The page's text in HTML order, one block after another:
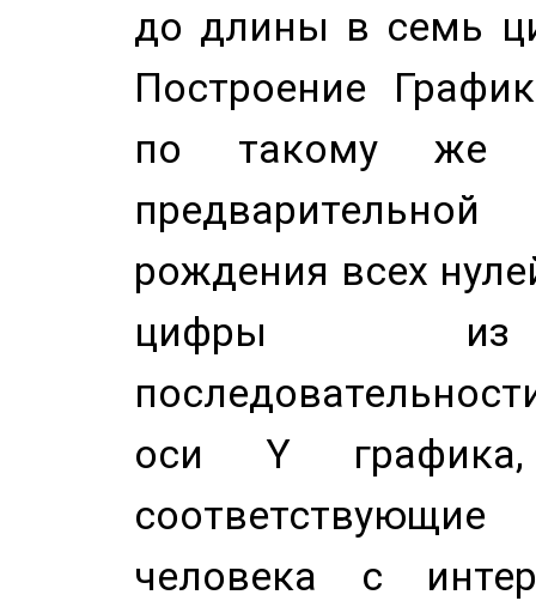
до длины в семь
Построение
по такому же
рождения всех
цифры из
оси Y
человека с